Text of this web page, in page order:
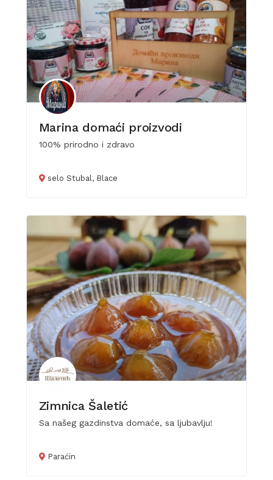
Marina domaći proizvodi
100% prirodno i zdravo
selo Stubal, Blace
Zimnica Šaletić
Sa našeg gazdinstva domaće, sa ljubavlju!
Paraćin